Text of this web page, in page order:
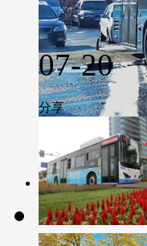
法国工厂首批纯电
07-20
分享